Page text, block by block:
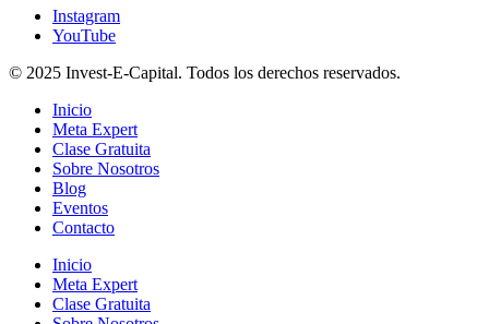
Instagram
YouTube
© 2025 Invest-E-Capital. Todos los derechos reservados.
Inicio
Meta Expert
Clase Gratuita
Sobre Nosotros
Blog
Eventos
Contacto
Inicio
Meta Expert
Clase Gratuita